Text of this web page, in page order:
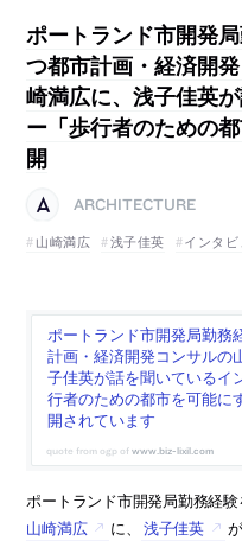
ポートランド市開発
つ都市計画・経済開
崎満広に、浅子佳英
ー「歩行者のための
開
ARCHITECTURE
山崎満広
浅子佳英 インタビ
ポートランド市開発局勤務
計画・経済開発コンサルの
子佳英が話を聞いているイ
行者のための都市を可能に
開されています
www.biz-lixil.com
ポートランド市開発局勤務経
山崎満広
に、 浅子佳英